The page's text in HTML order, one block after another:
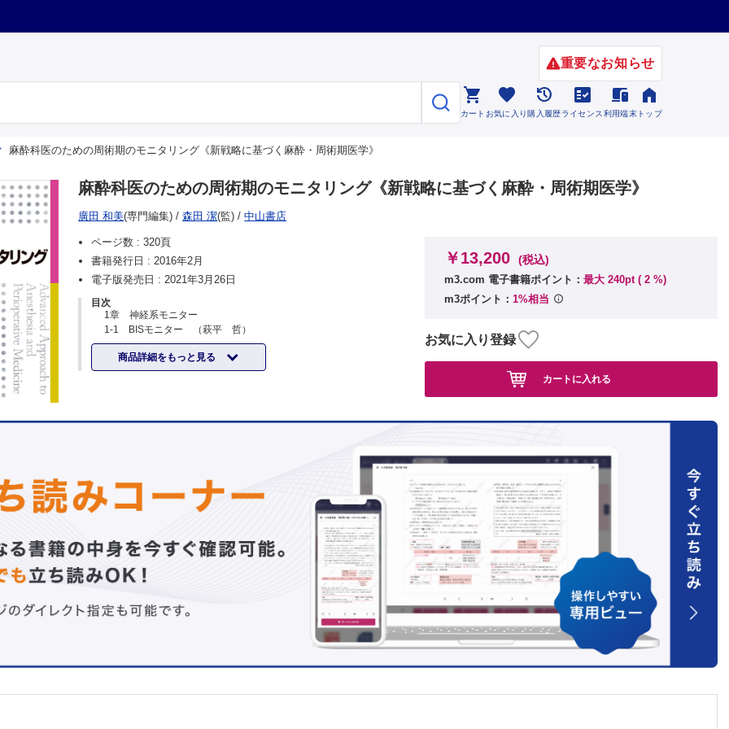
重要なお知らせ

カート

お気に入り

購入履歴

ライセンス

利用端末

トップ
麻酔科医のための周術期のモニタリング《新戦略に基づく麻酔・周術期医学》
麻酔科医のための周術期のモニタリング《新戦略に基づく麻酔・周術期医学》
廣田 和美(専門編集) /森田 潔(監) /中山書店
ページ数 :320頁
書籍発行日 :2016年2月
電子版発売日 :2021年3月26日
目次
1章 神経系モニター
1-1 BISモニター （萩平 哲）
1 BIS モニターとは
2 測定原理（計算原理）
3 測定に影響する因子
1 聴性脳幹反応（ABR），中潜時聴性誘発電位（MLAEP），
長潜時聴性誘発電位（LLAEP）
4 各種麻酔薬とAEP
1-3 運動誘発電位（MEP） （阿部龍一，川口昌彦）
2 測定に影響する因子
1-4 体性感覚誘発電位（SEP） （位田みつる，川口昌彦）
2 SEP波形に影響する因子
商品詳細をもっと見る
￥13,200 (税込)
m3.com 電子書籍ポイント： 最大 240pt ( 2 %)
m3ポイント： 1%相当
お気に入り登録
カートに入れる